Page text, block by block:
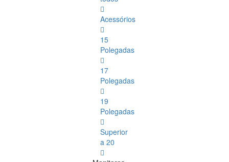
Acessórios
15
Polegadas
17
Polegadas
19
Polegadas
Superior
a 20